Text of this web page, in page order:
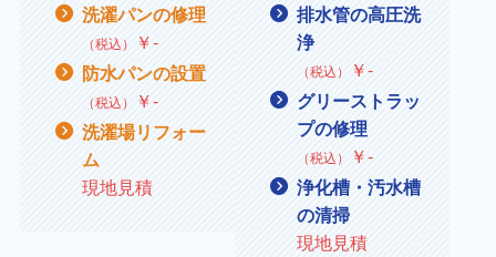
洗濯パンの修理
（税込） ￥‐
防水パンの設置
（税込） ￥‐
洗濯場リフォー
ム
現地見積
排水管の高圧洗
浄
（税込） ￥‐
グリーストラッ
プの修理
（税込） ￥‐
浄化槽・汚水槽
の清掃
現地見積